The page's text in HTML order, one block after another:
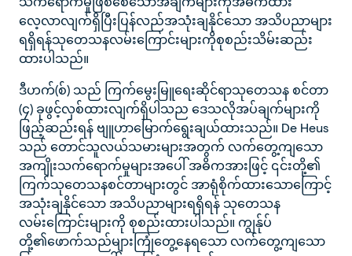
လေ့လာလျက်ရှိပြီးပြန်လည်အသုံးချနိုင်သော အသိပညာများ
ရရှိရန်သုတေသနလမ်းကြောင်းများကိုစုစည်းသိမ်းဆည်း
ထားပါသည်။
ဒီဟက်(စ်) သည် ကြက်မွေးမြူရေးဆိုင်ရာသုတေသန စင်တာ
(၄) ခုဖွင့်လှစ်ထားလျက်ရှိပါသည ဒေသလိုအပ်ချက်များကို
ဖြည့်ဆည်းရန် ဗျူဟာမြောက်ရွေးချယ်ထားသည်။ De Heus
သည် တောင်သူလယ်သမားများအတွက် လက်တွေ့ကျသော
အကျိုးသက်ရောက်မှုများအပေါ် အဓိကအားဖြင့် ၎င်းတို့၏
ကြက်သုတေသနစင်တာများတွင် အာရုံစိုက်ထားသောကြောင့်
အသုံးချနိုင်သော အသိပညာများရရှိရန် သုတေသန
လမ်းကြောင်းများကို စုစည်းထားပါသည်။ ကျွန်ုပ်
တို့၏ဖောက်သည်များကြုံတွေ့နေရသော လက်တွေ့ကျသော